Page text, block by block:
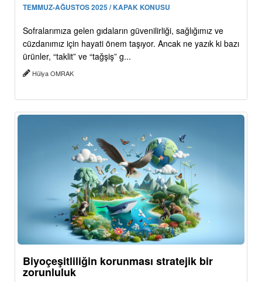
TEMMUZ-AĞUSTOS 2025 / KAPAK KONUSU
Sofralarımıza gelen gıdaların güvenilirliği, sağlığımız ve
cüzdanımız için hayati önem taşıyor. Ancak ne yazık ki bazı
ürünler, “taklit” ve “tağşiş” g...
Hülya OMRAK
Biyoçeşitliliğin korunması stratejik bir
zorunluluk